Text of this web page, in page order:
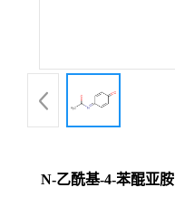
N-乙酰基-4-苯醌亚胺